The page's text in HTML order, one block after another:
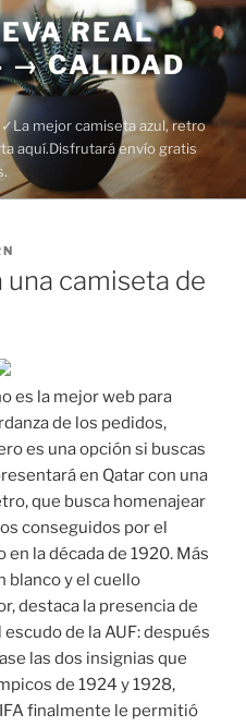
REAL
→ CALIDAD
mejor camiseta azul, retro
aquí.Disfrutará envío gratis
camiseta de
es la mejor web para
de los pedidos,
es una opción si buscas
en Qatar con una
que busca homenajear
conseguidos por el
la década de 1920. Más
blanco y el cuello
destaca la presencia de
de la AUF: después
las dos insignias que
de 1924 y 1928,
finalmente le permitió